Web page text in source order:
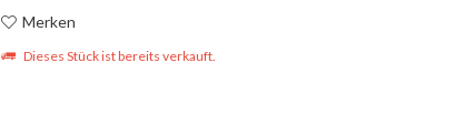
Merken
Dieses Stück ist bereits verkauft.